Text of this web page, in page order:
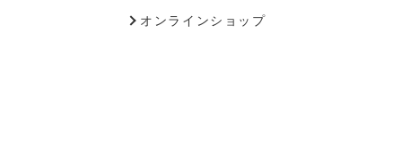
オンラインショップ